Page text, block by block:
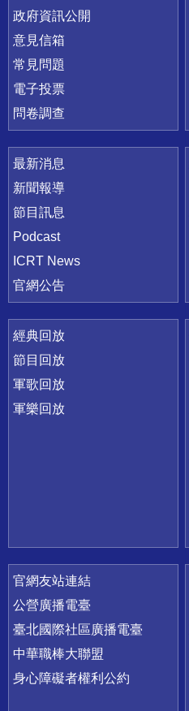
政府資訊公開
意見信箱
常見問題
電子投票
問卷調查
最新消息
新聞報導
節目訊息
Podcast
ICRT News
官網公告
經典回放
節目回放
軍歌回放
軍樂回放
官網友站連結
公營廣播電臺
臺北國際社區廣播電臺
中華職棒大聯盟
身心障礙者權利公約